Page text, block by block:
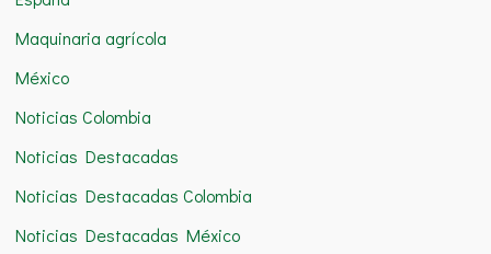
Maquinaria agrícola
México
Noticias Colombia
Noticias Destacadas
Noticias Destacadas Colombia
Noticias Destacadas México